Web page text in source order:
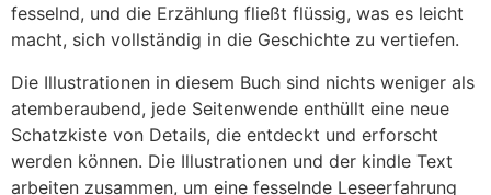
fesselnd, und die Erzählung fließt flüssig, was es leicht
macht, sich vollständig in die Geschichte zu vertiefen.
Die Illustrationen in diesem Buch sind nichts weniger als
atemberaubend, jede Seitenwende enthüllt eine neue
Schatzkiste von Details, die entdeckt und erforscht
werden können. Die Illustrationen und der kindle Text
arbeiten zusammen, um eine fesselnde Leseerfahrung